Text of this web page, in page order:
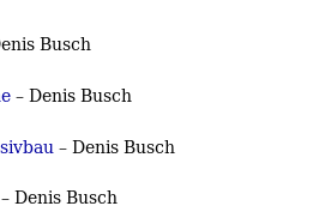
Busch
– Denis Busch
– Denis Busch
– Denis Busch